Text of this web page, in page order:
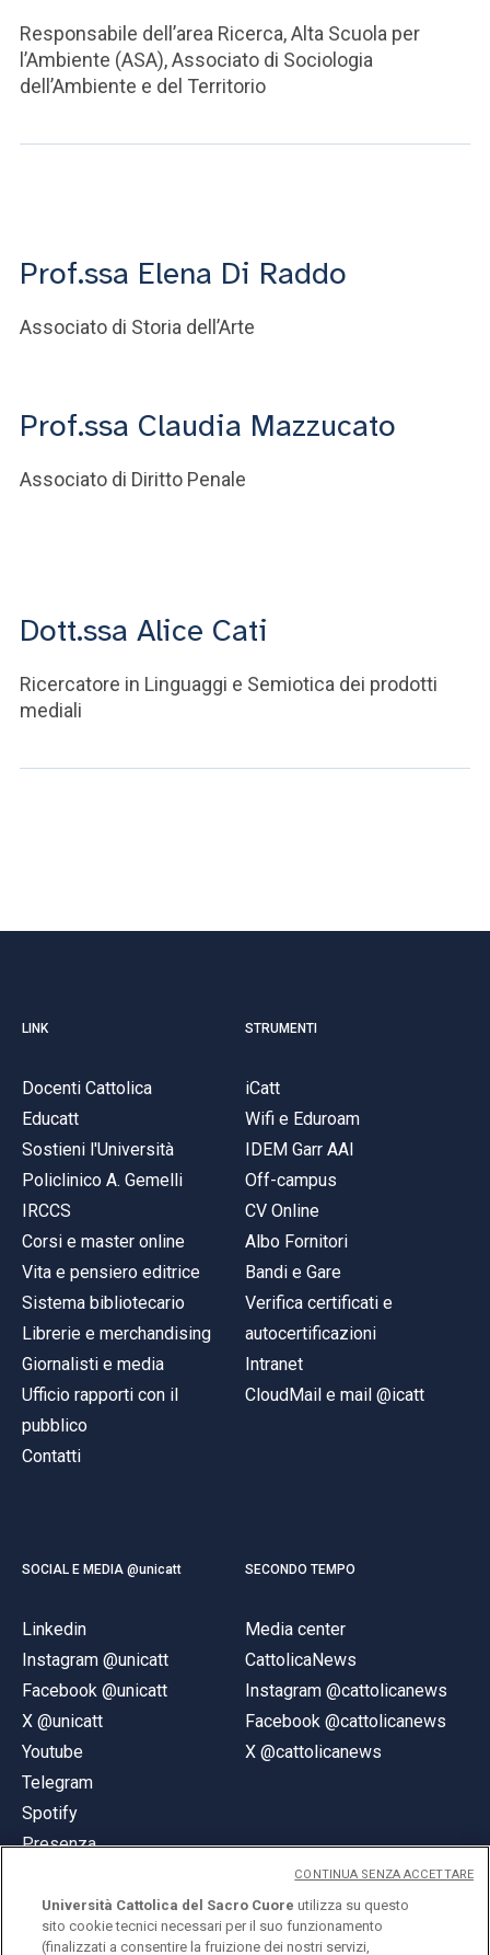
Responsabile dell’area Ricerca, Alta Scuola per
l’Ambiente (ASA), Associato di Sociologia
dell’Ambiente e del Territorio
Prof.ssa Elena Di Raddo
Associato di Storia dell’Arte
Prof.ssa Claudia Mazzucato
Associato di Diritto Penale
Dott.ssa Alice Cati
Ricercatore in Linguaggi e Semiotica dei prodotti
mediali
LINK
Docenti Cattolica
Educatt
Sostieni l'Università
Policlinico A. Gemelli
IRCCS
Corsi e master online
Vita e pensiero editrice
Sistema bibliotecario
Librerie e merchandising
Giornalisti e media
Ufficio rapporti con il
pubblico
Contatti
STRUMENTI
iCatt
Wifi e Eduroam
IDEM Garr AAI
Off-campus
CV Online
Albo Fornitori
Bandi e Gare
Verifica certificati e
autocertificazioni
Intranet
CloudMail e mail @icatt
SOCIAL E MEDIA @unicatt
Linkedin
Instagram @unicatt
Facebook @unicatt
X @unicatt
Youtube
Telegram
Spotify
Presenza
SECONDO TEMPO
Media center
CattolicaNews
Instagram @cattolicanews
Facebook @cattolicanews
X @cattolicanews
Università Cattolica del Sacro Cuore utilizza su questo
sito cookie tecnici necessari per il suo funzionamento
(finalizzati a consentire la fruizione dei nostri servizi,
CONTINUA SENZA ACCETTARE